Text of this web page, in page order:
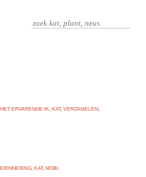
,HET ERVARENDE IK ,KAT,VERZAMELEN
,KAT,MOBI.